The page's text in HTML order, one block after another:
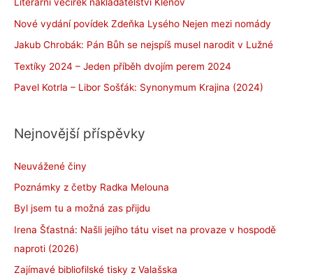
Literární večírek nakladatelství Klenov
Nové vydání povídek Zdeňka Lysého Nejen mezi nomády
Jakub Chrobák: Pán Bůh se nejspíš musel narodit v Lužné
Textíky 2024 – Jeden příběh dvojím perem 2024
Pavel Kotrla – Libor Sošťák: Synonymum Krajina (2024)
Nejnovější příspěvky
Neuvážené činy
Poznámky z četby Radka Melouna
Byl jsem tu a možná zas přijdu
Irena Šťastná: Našli jejího tátu viset na provaze v hospodě
naproti (2026)
Zajímavé bibliofilské tisky z Valašska